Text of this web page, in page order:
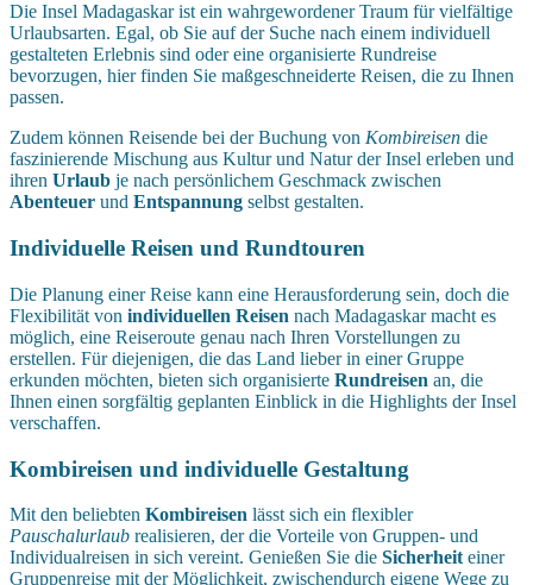
Die Insel Madagaskar ist ein wahrgewordener Traum für vielfältige
Urlaubsarten. Egal, ob Sie auf der Suche nach einem individuell
gestalteten Erlebnis sind oder eine organisierte Rundreise
bevorzugen, hier finden Sie maßgeschneiderte Reisen, die zu Ihnen
passen.
Zudem können Reisende bei der Buchung von Kombireisen die
faszinierende Mischung aus Kultur und Natur der Insel erleben und
ihren Urlaub je nach persönlichem Geschmack zwischen
Abenteuer und Entspannung selbst gestalten.
Individuelle Reisen und Rundtouren
Die Planung einer Reise kann eine Herausforderung sein, doch die
Flexibilität von individuellen Reisen nach Madagaskar macht es
möglich, eine Reiseroute genau nach Ihren Vorstellungen zu
erstellen. Für diejenigen, die das Land lieber in einer Gruppe
erkunden möchten, bieten sich organisierte Rundreisen an, die
Ihnen einen sorgfältig geplanten Einblick in die Highlights der Insel
verschaffen.
Kombireisen und individuelle Gestaltung
Mit den beliebten Kombireisen lässt sich ein flexibler
Pauschalurlaub realisieren, der die Vorteile von Gruppen- und
Individualreisen in sich vereint. Genießen Sie die Sicherheit einer
Gruppenreise mit der Möglichkeit, zwischendurch eigene Wege zu